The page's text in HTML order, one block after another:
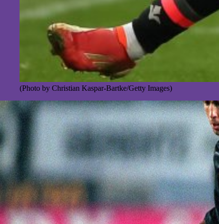
(Photo by Christian Kaspar-Bartke/Getty Images)